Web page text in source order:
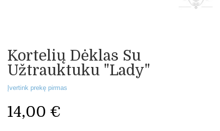
Kortelių Dėklas Su
Užtrauktuku "Lady"
Įvertink prekę pirmas
14,00 €